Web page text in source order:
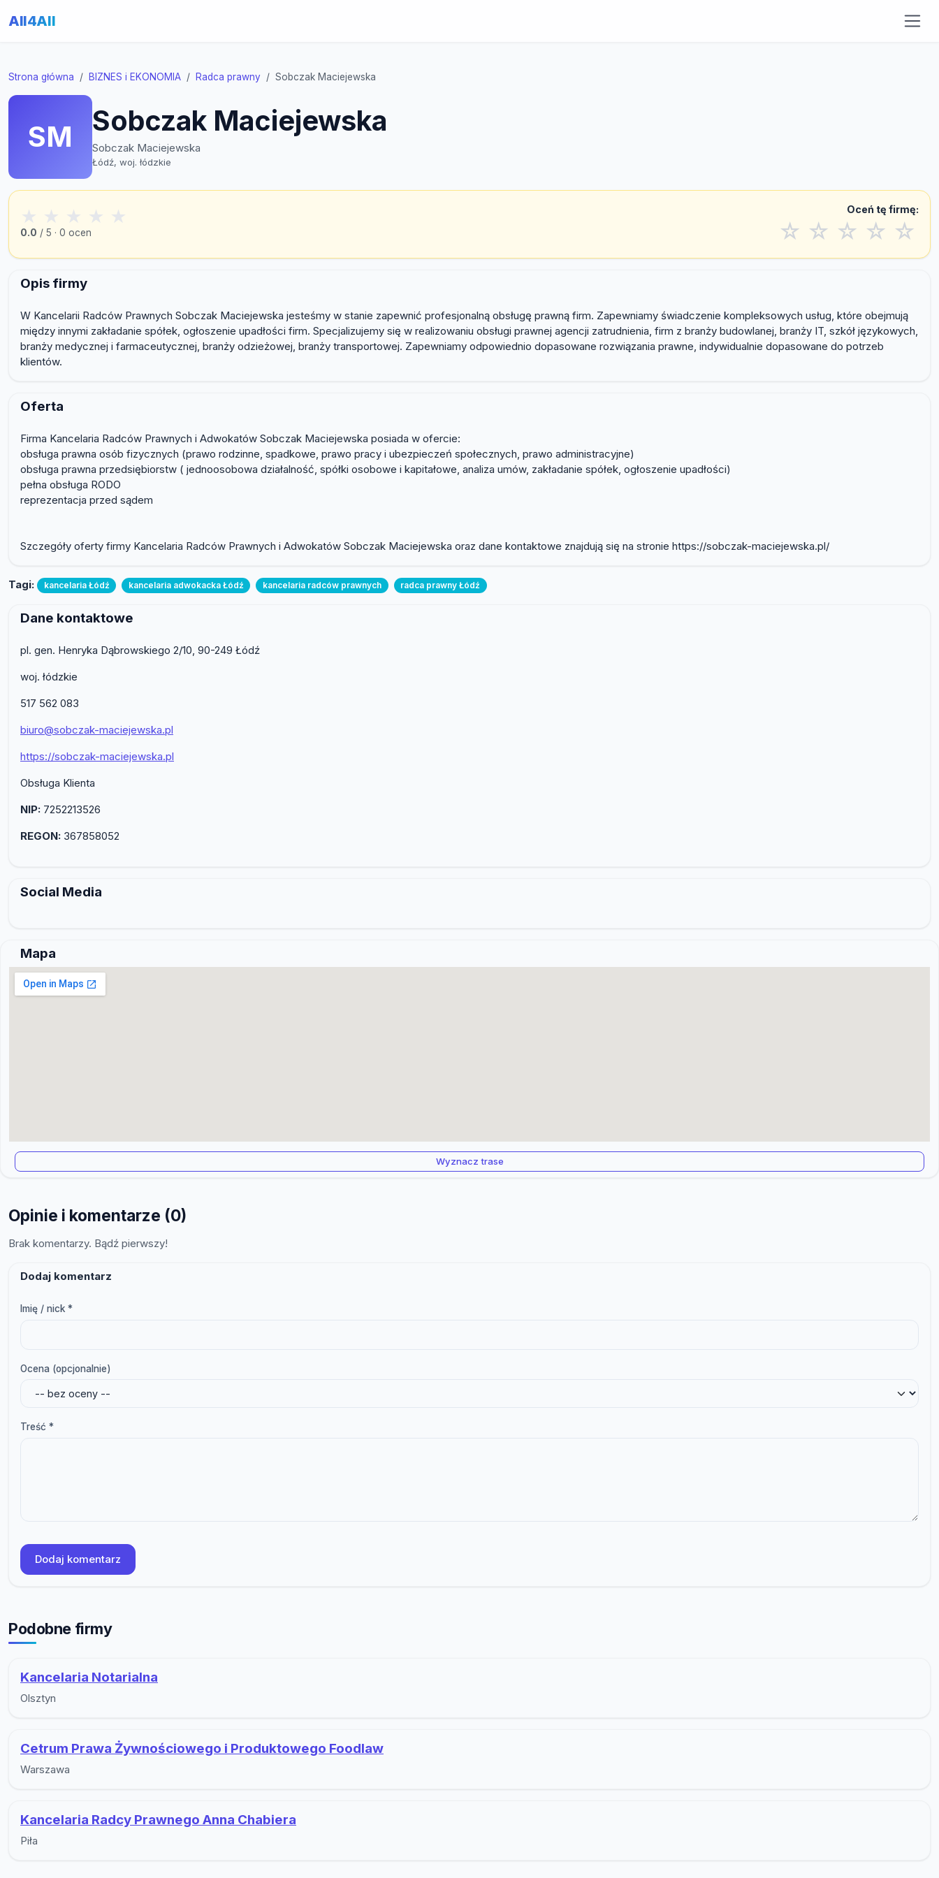
All4All
Strona główna BIZNES i EKONOMIA Radca prawny Sobczak Maciejewska
SM Sobczak Maciejewska
Sobczak Maciejewska
Łódź, woj. łódzkie
★ ★ ★ ★ ★
0.0 / 5 · 0 ocen
Oceń tę firmę:
☆ ☆ ☆ ☆ ☆
Opis firmy
W Kancelarii Radców Prawnych Sobczak Maciejewska jesteśmy w stanie zapewnić profesjonalną obsługę prawną firm. Zapewniamy świadczenie kompleksowych usług, które obejmują
między innymi zakładanie spółek, ogłoszenie upadłości firm. Specjalizujemy się w realizowaniu obsługi prawnej agencji zatrudnienia, firm z branży budowlanej, branży IT, szkół językowych,
branży medycznej i farmaceutycznej, branży odzieżowej, branży transportowej. Zapewniamy odpowiednio dopasowane rozwiązania prawne, indywidualnie dopasowane do potrzeb
klientów.
Oferta
Firma Kancelaria Radców Prawnych i Adwokatów Sobczak Maciejewska posiada w ofercie:
obsługa prawna osób fizycznych (prawo rodzinne, spadkowe, prawo pracy i ubezpieczeń społecznych, prawo administracyjne)
obsługa prawna przedsiębiorstw ( jednoosobowa działalność, spółki osobowe i kapitałowe, analiza umów, zakładanie spółek, ogłoszenie upadłości)
pełna obsługa RODO
reprezentacja przed sądem
Szczegóły oferty firmy Kancelaria Radców Prawnych i Adwokatów Sobczak Maciejewska oraz dane kontaktowe znajdują się na stronie https://sobczak-maciejewska.pl/
Tagi: kancelaria Łódź kancelaria adwokacka Łódź kancelaria radców prawnych radca prawny Łódź
Dane kontaktowe
pl. gen. Henryka Dąbrowskiego 2/10, 90-249 Łódź
woj. łódzkie
517 562 083
biuro@sobczak-maciejewska.pl
https://sobczak-maciejewska.pl
Obsługa Klienta
NIP: 7252213526
REGON: 367858052
Social Media
Mapa
Wyznacz trase
Opinie i komentarze (0)
Brak komentarzy. Bądź pierwszy!
Dodaj komentarz
Imię / nick *
Ocena (opcjonalnie)
Treść *
Dodaj komentarz
Podobne firmy
Kancelaria Notarialna
Olsztyn
Cetrum Prawa Żywnościowego i Produktowego Foodlaw
Warszawa
Kancelaria Radcy Prawnego Anna Chabiera
Piła